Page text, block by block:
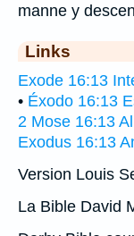
manne y
Links
Exode 16:13
• Éxodo 16:13
2 Mose 16:13
Exodus 16:13
Version Louis
La Bible David